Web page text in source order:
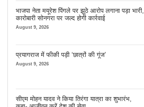
भाजपा नेता मयूरेश पिंगले पर झूठे आरोप लगाना पड़ा भारी,
कारोबारी सोनगरा पर जल्द होगी कार्रवाई
August 9, 2026
प्रयागराज में फीकी पड़ी ‘छात्रों की गूंज’
August 9, 2026
सीएम मोहन यादव ने किया तिरंगा यात्रा का शुभारंभ,